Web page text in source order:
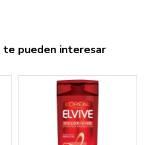
te pueden interesar